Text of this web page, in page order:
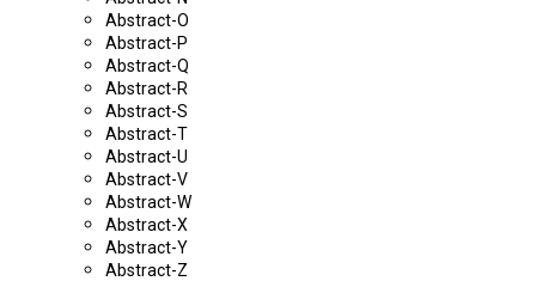
Abstract-O
Abstract-P
Abstract-Q
Abstract-R
Abstract-S
Abstract-T
Abstract-U
Abstract-V
Abstract-W
Abstract-X
Abstract-Y
Abstract-Z